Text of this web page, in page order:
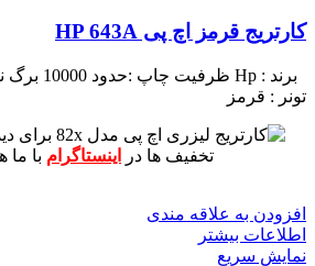
کارتریج قرمز اچ پی HP 643A
برند : Hp ظرفیت چاپ :حدود 10000 برگ
تونر : قرمز
برای
تخفیف ها در
اینستاگرام با ما
افزودن به علاقه مندی
اطلاعات بیشتر
نمایش سریع